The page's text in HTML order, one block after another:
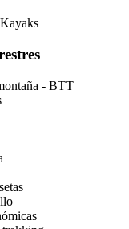
- BTT